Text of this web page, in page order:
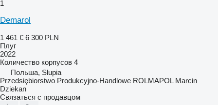
1
Demarol
1 461 € 6 300 PLN
Плуг
2022
Количество корпусов 4
Польша, Słupia
Przedsiębiorstwo Produkcyjno-Handlowe ROLMAPOL Marcin
Dziekan
Связаться с продавцом